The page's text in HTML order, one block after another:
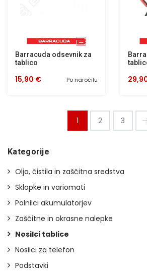
Barracuda odsevnik za
tablico
Po naročilu
15,90 €
1 2 3
Kategorije
Olja, čistila in zaščitna sredstva
Sklopke in variomati
Polnilci akumulatorjev
Zaščitne in okrasne nalepke
Nosilci tablice
Nosilci za telefon
Podstavki